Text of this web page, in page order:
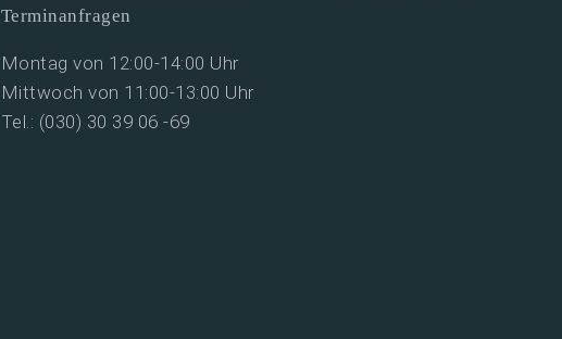
Terminanfragen
Montag von 12:00-14:00 Uhr
Mittwoch von 11:00-13:00 Uhr
Tel.: (030) 30 39 06 -69